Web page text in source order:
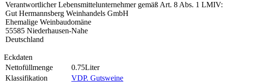
Verantwortlicher Lebensmittelunternehmer gemäß Art. 8 Abs. 1 LMIV:
Gut Hermannsberg Weinhandels GmbH
Ehemalige Weinbaudomäne
55585 Niederhausen-Nahe
Deutschland
Eckdaten
Nettofüllmenge
0.75Liter
Klassifikation
VDP. Gutsweine